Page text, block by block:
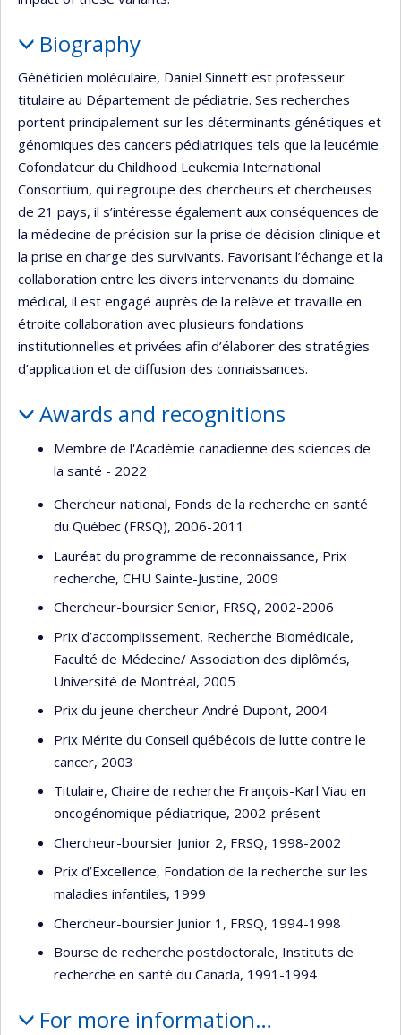
Biography
Généticien moléculaire, Daniel Sinnett est professeur
titulaire au Département de pédiatrie. Ses recherches
portent principalement sur les déterminants génétiques et
génomiques des cancers pédiatriques tels que la leucémie.
Cofondateur du Childhood Leukemia International
Consortium, qui regroupe des chercheurs et chercheuses
de 21 pays, il s’intéresse également aux conséquences de
la médecine de précision sur la prise de décision clinique et
la prise en charge des survivants. Favorisant l’échange et la
collaboration entre les divers intervenants du domaine
médical, il est engagé auprès de la relève et travaille en
étroite collaboration avec plusieurs fondations
institutionnelles et privées afin d’élaborer des stratégies
d’application et de diffusion des connaissances.
Awards and recognitions
Membre de l'Académie canadienne des sciences de
la santé - 2022
Chercheur national, Fonds de la recherche en santé
du Québec (FRSQ), 2006-2011
Lauréat du programme de reconnaissance, Prix
recherche, CHU Sainte-Justine, 2009
Chercheur-boursier Senior, FRSQ, 2002-2006
Prix d’accomplissement, Recherche Biomédicale,
Faculté de Médecine/ Association des diplômés,
Université de Montréal, 2005
Prix du jeune chercheur André Dupont, 2004
Prix Mérite du Conseil québécois de lutte contre le
cancer, 2003
Titulaire, Chaire de recherche François-Karl Viau en
oncogénomique pédiatrique, 2002-présent
Chercheur-boursier Junior 2, FRSQ, 1998-2002
Prix d’Excellence, Fondation de la recherche sur les
maladies infantiles, 1999
Chercheur-boursier Junior 1, FRSQ, 1994-1998
Bourse de recherche postdoctorale, Instituts de
recherche en santé du Canada, 1991-1994
For more information…